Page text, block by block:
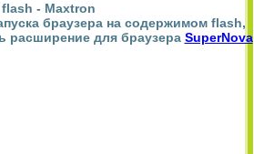
- Maxtron
браузера на содержимом flash,
расширение для браузера SuperNova